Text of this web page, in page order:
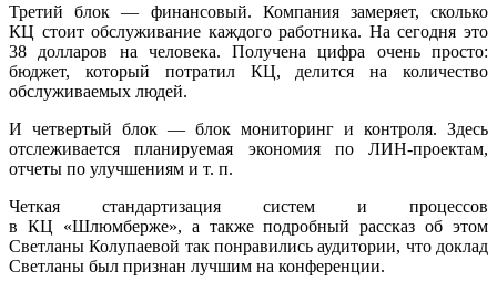
Третий блок — финансовый. Компания замеряет, сколько
КЦ стоит обслуживание каждого работника. На сегодня это
38 долларов на человека. Получена цифра очень просто:
бюджет, который потратил КЦ, делится на количество
обслуживаемых людей.
И четвертый блок — блок мониторинг и контроля. Здесь
отслеживается планируемая экономия по ЛИН-проектам,
отчеты по улучшениям и т. п.
Четкая стандартизация систем и процессов
в КЦ «Шлюмберже», а также подробный рассказ об этом
Светланы Колупаевой так понравились аудитории, что доклад
Светланы был признан лучшим на конференции.